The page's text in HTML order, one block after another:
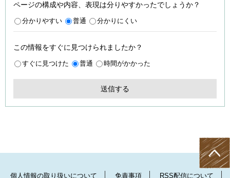
ページの構成や内容、表現は分りやすかったでしょうか？
分かりやすい 普通 分かりにくい
この情報をすぐに見つけられましたか？
すぐに見つけた 普通 時間がかかった
個人情報の取り扱いについて 免責事項 RSS配信について